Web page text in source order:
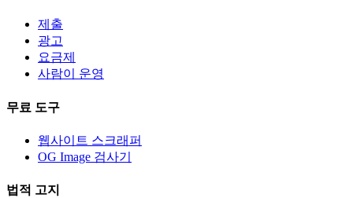
제출
광고
요금제
사람이 운영
무료 도구
웹사이트 스크래퍼
OG Image 검사기
법적 고지